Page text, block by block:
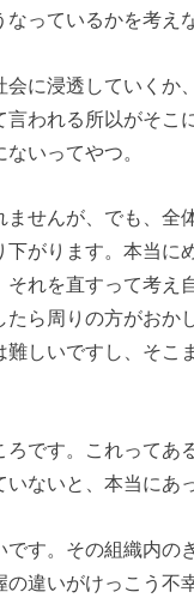
っているかを考え
に浸透していくか
われる所以がそこ
いってやつ。
せんが、でも、全
がります。本当に
れを直すって考え
ら周りの方がおか
しいですし、そこ
です。これってあ
ないと、本当にあ
す。その組織内の
違いがけっこう不